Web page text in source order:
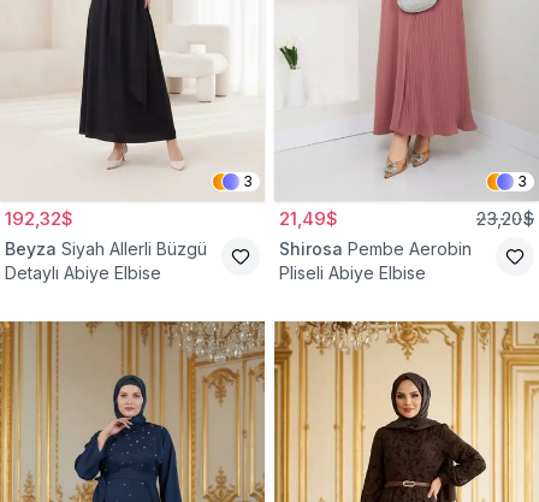
3
192,32$
Beyza Siyah Allerli Büzgü
Detaylı Abiye Elbise
3
21,49$ 23,20$
Shirosa Pembe Aerobin
Pliseli Abiye Elbise